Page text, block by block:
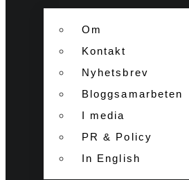
Om
Kontakt
Nyhetsbrev
Bloggsamarbeten
I media
PR & Policy
In English